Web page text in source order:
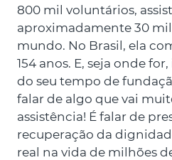
800 mil voluntários,
aproximadamente 30
mundo. No Brasil, ela
154 anos. E, seja onde
do seu tempo de
falar de algo que vai
assistência! É falar de
recuperação da
real na vida de milhões